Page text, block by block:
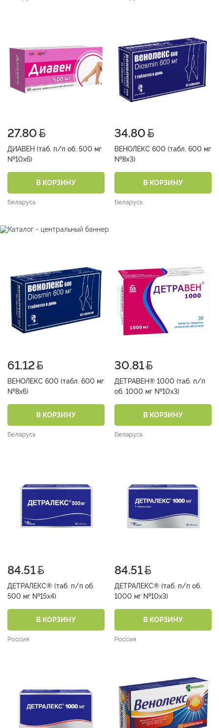
27.80
ДИАВЕН (таб. п/п об. 500 мг
№10х6)
В КОРЗИНУ
Беларусь
34.80
ВЕНОЛЕКС 600 (табл. 600 мг
№8х3)
В КОРЗИНУ
Беларусь
61.12
ВЕНОЛЕКС 600 (табл. 600 мг
№8х6)
В КОРЗИНУ
Беларусь
30.81
ДЕТРАВЕН® 1000 (таб. п/п
об. 1000 мг №10х3)
В КОРЗИНУ
Беларусь
84.51
ДЕТРАЛЕКС® (таб. п/п об.
500 мг №15х4)
В КОРЗИНУ
Россия
84.51
ДЕТРАЛЕКС® (таб. п/п об.
1000 мг №10х3)
В КОРЗИНУ
Россия